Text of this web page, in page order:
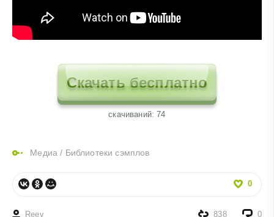
Скачать бесплатно
cкачиваний: 74
Медиа / Библиотеки сэмплов
0
Reev 0
838